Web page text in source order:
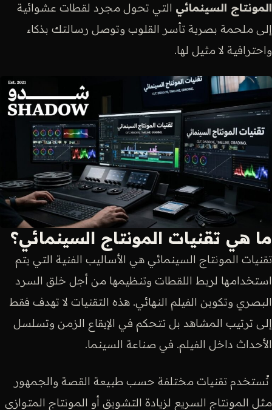
المونتاج السينمائي التي تحول مجرد لقطات عشوائية
إلى ملحمة بصرية تأسر القلوب وتوصل رسالتك بذكاء
واحترافية لا مثيل لها.
ما هي تقنيات المونتاج السينمائي؟
تقنيات المونتاج السينمائي هي الأساليب الفنية التي يتم
استخدامها لربط اللقطات وتنظيمها من أجل خلق السرد
البصري وتكوين الفيلم النهائي. هذه التقنيات لا تهدف فقط
إلى ترتيب المشاهد بل تتحكم في الإيقاع الزمن وتسلسل
الأحداث داخل الفيلم. في صناعة السينما.
تُستخدم تقنيات مختلفة حسب طبيعة القصة والجمهور
مثل المونتاج السريع لزيادة التشويق أو المونتاج المتوازي